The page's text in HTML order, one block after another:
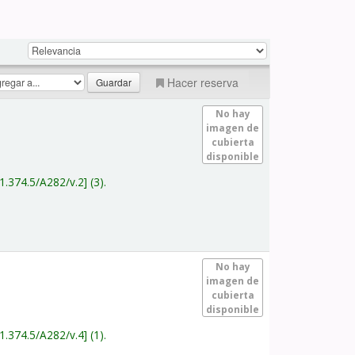
Hacer reserva
No hay
imagen de
cubierta
disponible
A282/v.2 (3).
No hay
imagen de
cubierta
disponible
A282/v.4 (1).